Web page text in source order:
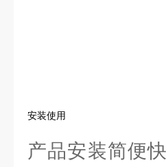
安装使用
产品安装简便